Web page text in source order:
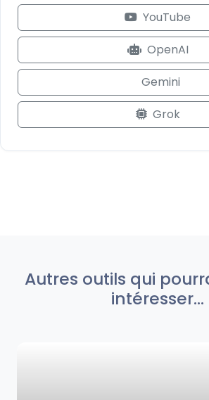
YouTube
OpenAI
Gemini
Grok
Autres outils qui
intéresser...